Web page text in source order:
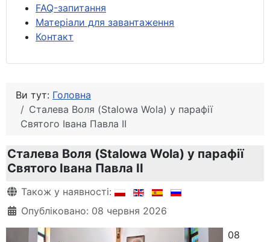
FAQ-запитання
Матеріали для завантаження
Контакт
Ви тут: Головна
Сталева Воля (Stalowa Wola) у парафії
Святого Івана Павла ІІ
Сталева Воля (Stalowa Wola) у парафії
Святого Івана Павла ІІ
Деталі
Також у наявності:
Опубліковано: 08 червня 2026
08